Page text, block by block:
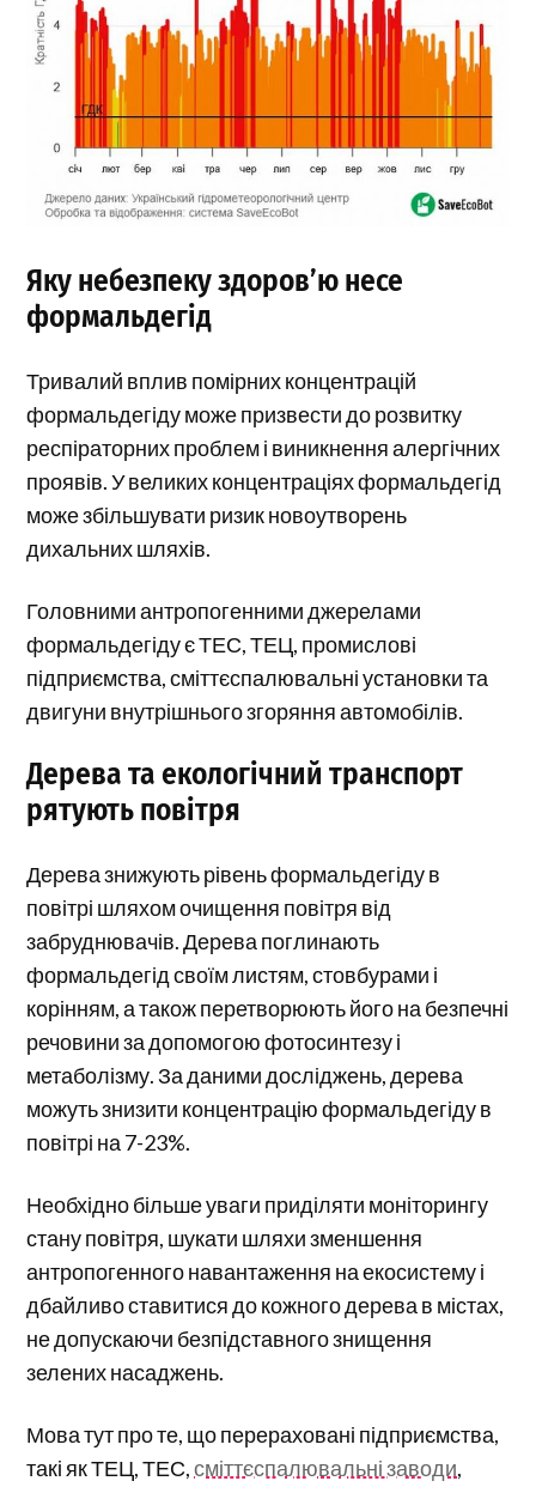
Яку небезпеку здоров’ю несе
формальдегід
Тривалий вплив помірних концентрацій
формальдегіду може призвести до розвитку
респіраторних проблем і виникнення алергічних
проявів. У великих концентраціях формальдегід
може збільшувати ризик новоутворень
дихальних шляхів.
Головними антропогенними джерелами
формальдегіду є ТЕС, ТЕЦ, промислові
підприємства, сміттєспалювальні установки та
двигуни внутрішнього згоряння автомобілів.
Дерева та екологічний транспорт
рятують повітря
Дерева знижують рівень формальдегіду в
повітрі шляхом очищення повітря від
забруднювачів. Дерева поглинають
формальдегід своїм листям, стовбурами і
корінням, а також перетворюють його на безпечні
речовини за допомогою фотосинтезу і
метаболізму. За даними досліджень, дерева
можуть знизити концентрацію формальдегіду в
повітрі на 7-23%.
Необхідно більше уваги приділяти моніторингу
стану повітря, шукати шляхи зменшення
антропогенного навантаження на екосистему і
дбайливо ставитися до кожного дерева в містах,
не допускаючи безпідставного знищення
зелених насаджень.
Мова тут про те, що перераховані підприємства,
такі як ТЕЦ, ТЕС,сміттєспалювальні заводи,